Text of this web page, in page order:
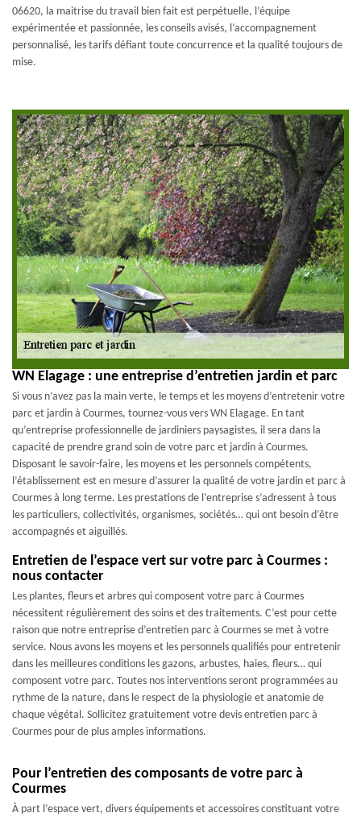
06620, la maitrise du travail bien fait est perpétuelle, l’équipe
expérimentée et passionnée, les conseils avisés, l’accompagnement
personnalisé, les tarifs défiant toute concurrence et la qualité toujours de
mise.
WN Elagage : une entreprise d’entretien jardin et parc
Si vous n’avez pas la main verte, le temps et les moyens d’entretenir votre
parc et jardin à Courmes, tournez-vous vers WN Elagage. En tant
qu’entreprise professionnelle de jardiniers paysagistes, il sera dans la
capacité de prendre grand soin de votre parc et jardin à Courmes.
Disposant le savoir-faire, les moyens et les personnels compétents,
l’établissement est en mesure d’assurer la qualité de votre jardin et parc à
Courmes à long terme. Les prestations de l’entreprise s’adressent à tous
les particuliers, collectivités, organismes, sociétés… qui ont besoin d’être
accompagnés et aiguillés.
Entretien de l’espace vert sur votre parc à Courmes :
nous contacter
Les plantes, fleurs et arbres qui composent votre parc à Courmes
nécessitent régulièrement des soins et des traitements. C’est pour cette
raison que notre entreprise d’entretien parc à Courmes se met à votre
service. Nous avons les moyens et les personnels qualifiés pour entretenir
dans les meilleures conditions les gazons, arbustes, haies, fleurs… qui
composent votre parc. Toutes nos interventions seront programmées au
rythme de la nature, dans le respect de la physiologie et anatomie de
chaque végétal. Sollicitez gratuitement votre devis entretien parc à
Courmes pour de plus amples informations.
Pour l’entretien des composants de votre parc à
Courmes
À part l’espace vert, divers équipements et accessoires constituant votre